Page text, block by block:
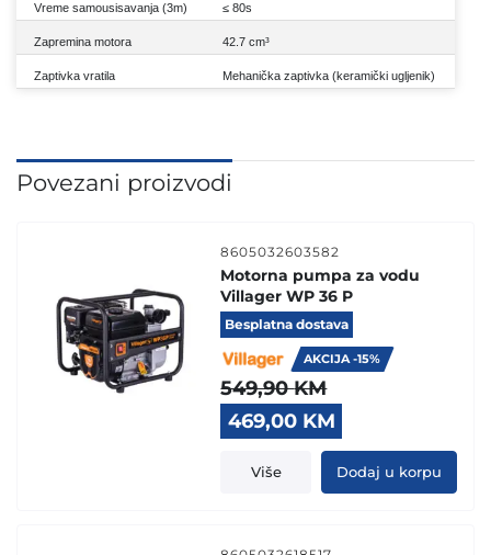
Vreme samousisavanja (3m) ≤ 80s
Zapremina motora 42.7 cm³
Zaptivka vratila Mehanička zaptivka (keramički ugljenik)
Povezani proizvodi
8605032603582
Motorna pumpa za vodu
Villager WP 36 P
Besplatna dostava
AKCIJA -15%
549,90KM
Original
price
was:
549,90 KM.
469,00 KM
price
is:
469,00 KM.
Više Dodaj u korpu